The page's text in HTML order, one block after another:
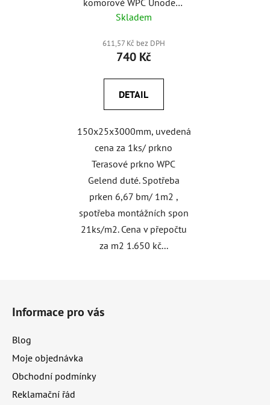
Klasik 3D
Skladem
611,57 Kč bez DPH
740 Kč
DETAIL
150x25x3000mm, uvedená
cena za 1ks/ prkno
Terasové prkno WPC
Gelend duté. Spotřeba
prken 6,67 bm/ 1m2 ,
spotřeba montážních spon
21ks/m2. Cena v přepočtu
za m2 1.650 kč...
Informace pro vás
Blog
Moje objednávka
Obchodní podmínky
Reklamační řád